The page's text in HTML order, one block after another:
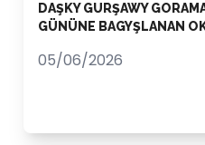
DAŞKY GURŞAWY
GÜNÜNE BAGYŞLANAN
05/06/2026